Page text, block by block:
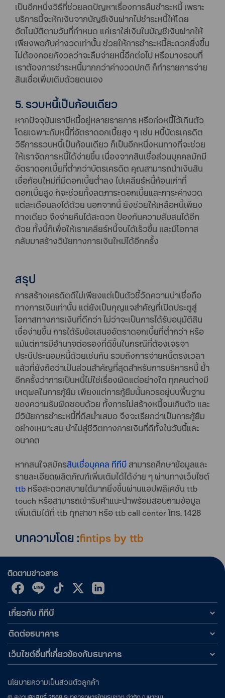
เป็นอีกหนึ่งวิธีที่ช่วยลดปัญหาเรื่องการลืมชำระหนี้ เพราะ
บริการนี้จะหักเงินจากบัญชีเงินฝากไปชำระหนี้ให้โดย
อัตโนมัติตามวันที่กำหนด แค่เราใส่เงินในบัญชีเงินฝากให้
เพียงพอกับค่างวดเท่านั้น ช่วยให้การชำระหนี้สะดวกยิ่งขึ้น
ไม่ต้องคอยกังวลว่าจะลืมจ่ายหนี้อีกต่อไป หรือบางรอบที่
เราต้องการชำระหนี้มากกว่าค่างวดปกติ ก็ทำรายการจ่าย
สินเชื่อเพิ่มเติมด้วยตนเอง
5. รวบหนี้เป็นก้อนเดียว
หากปัจจุบันเรามีหนี้อยู่หลายรายการ หรือก่อหนี้ไว้เกินตัว
โดยเฉพาะกับหนี้ที่อัตราดอกเบี้ยสูง ๆ เช่น หนี้บัตรเครดิต
วิธีการรวบหนี้เป็นก้อนเดียว ก็เป็นอีกหนึ่งหนทางที่จะช่วย
ให้เราจัดการหนี้ได้ง่ายขึ้น เนื่องจากสินเชื่อส่วนบุคคลมักมี
อัตราดอกเบี้ยที่ต่ำกว่าบัตรเครดิต คุณสามารถนำเงินสิน
เชื่อก้อนใหม่ที่มีดอกเบี้ยต่ำลง ไปเคลียร์หนี้ก้อนเก่าที่
ดอกเบี้ยสูง ก็จะช่วยทั้งลดภาระดอกเบี้ยและภาระค่างวด
แต่ละเดือนลงได้ด้วย นอกจากนี้ ยังช่วยให้เหลือหนี้เพียง
ทางเดียว จึงจ่ายคืนได้สะดวก ป้องกันความสับสนได้อีก
ด้วย ทั้งนี้ก็เพื่อให้เราเคลียร์หนี้จบได้เร็วขึ้น และมีโอกาส
กลับมาสร้างวินัยทางการเงินใหม่ได้อีกครั้ง
สรุป
การสร้างเครดิตดีไม่เพียงแต่เป็นตัวชี้วัดความน่าเชื่อถือ
ทางการเงินเท่านั้น แต่ยังเป็นกุญแจสำคัญที่เปิดประตูสู่
โอกาสทางการเงินที่ดีกว่า ไม่ว่าจะเป็นการได้รับอนุมัติสิน
เชื่อง่ายขึ้น การได้รับข้อเสนออัตราดอกเบี้ยที่ต่ำกว่า หรือ
แม้แต่การมีอำนาจต่อรองที่ดีขึ้นในกรณีที่ต้องเจรจา
ประนีประนอมหนี้ด้วยเช่นกัน รวมถึงการจ่ายหนี้ตรงเวลา
แล้วที่ยังถือว่าเป็นส่วนสำคัญที่สุดสำหรับการบริหารหนี้ ย้ำ
อีกครั้งว่าการเป็นหนี้ไม่ใช่เรื่องผิดแต่อย่างใด ทุกคนต่างมี
เหตุผลในการกู้ยืม เพียงแต่การกู้ยืมนั้นควรอยู่บนพื้นฐาน
ของความรับผิดชอบด้วย ทั้งการไม่สร้างหนี้จนเกินตัว และ
มีวินัยการชำระหนี้ที่ดีสม่ำเสมอ จึงจะเรียกว่าเป็นการกู้ยืม
อย่างเหมาะสม นำไปสู่ชีวิตทางการเงินที่ดีทั้งในวันนี้และ
อนาคต
หากสนใจสมัครสินเชื่อบุคคล ทีทีบีสามารถศึกษาข้อมูลและ
รายละเอียดผลิตภัณฑ์เพิ่มเติมได้ได้ง่าย ๆ ผ่านทางเว็บไซต์
ttb หรือสะดวกสบายได้มากยิ่งขึ้นผ่านแอปพลิเคชัน ttb
touch หรือสามารถเข้ารับคำแนะนำพร้อมสอบถามข้อมูล
เพิ่มเติมได้ที่ ttb ทุกสาขา หรือ ttb call center โทร. 1428
บทความโดย :fintips by ttb
ติดตามข่าวสาร
เกี่ยวกับ ทีทีบี
ติดต่อธนาคาร
เว็บไซต์อื่นที่เกี่ยวข้องกับธนาคาร
นโยบายความเป็นส่วนตัวลูกค้า